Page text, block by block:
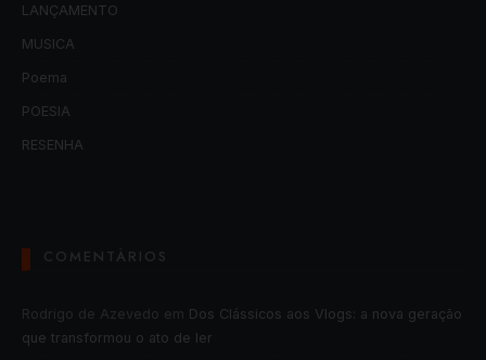
LANÇAMENTO
MUSICA
Poema
POESIA
RESENHA
COMENTÁRIOS
Rodrigo de Azevedo em Dos Clássicos aos Vlogs: a nova geração
que transformou o ato de ler